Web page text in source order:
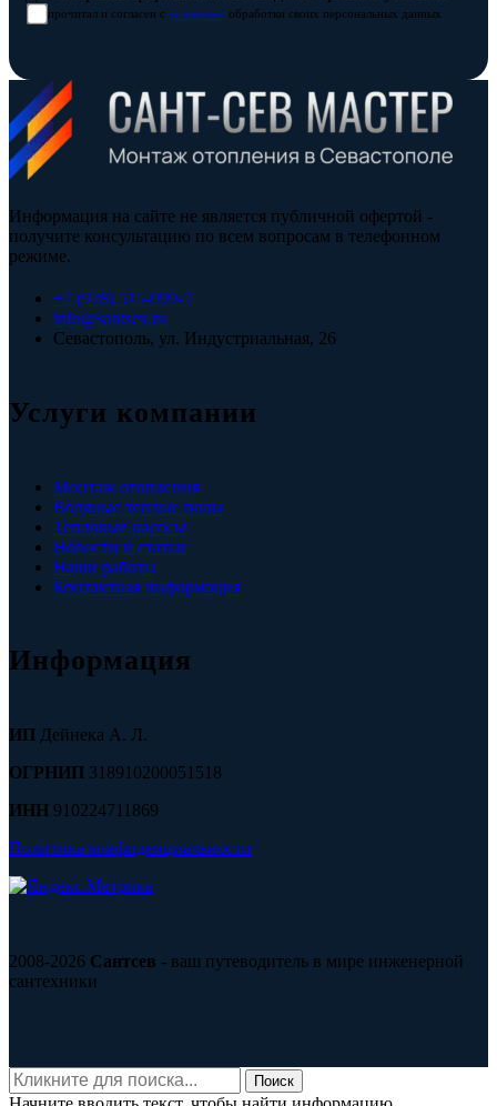
прочитал и согласен с условиями обработки своих персональных данных
Информация на сайте не является публичной офертой -
получите консультацию по всем вопросам в телефонном
режиме.
+7 (978) 515-999-7
info@santsev.ru
Севастополь, ул. Индустриальная, 26
Услуги компании
Монтаж отопления
Водяные теплые полы
Тепловые насосы
Новости и статьи
Наши работы
Контактная информация
Информация
ИП Дейнека А. Л.
ОГРНИП 318910200051518
ИНН 910224711869
Политика конфиденциальности
2008-2026 Сантсев - ваш путеводитель в мире инженерной
сантехники
Поиск